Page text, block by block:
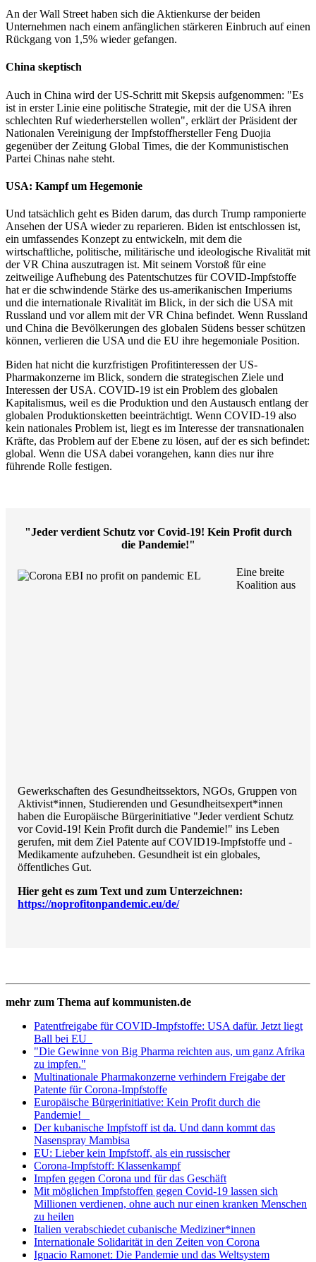
An der Wall Street haben sich die Aktienkurse der beiden
Unternehmen nach einem anfänglichen stärkeren Einbruch auf einen
Rückgang von 1,5% wieder gefangen.
China skeptisch
Auch in China wird der US-Schritt mit Skepsis aufgenommen: "Es
ist in erster Linie eine politische Strategie, mit der die USA ihren
schlechten Ruf wiederherstellen wollen", erklärt der Präsident der
Nationalen Vereinigung der Impfstoffhersteller Feng Duojia
gegenüber der Zeitung Global Times, die der Kommunistischen
Partei Chinas nahe steht.
USA: Kampf um Hegemonie
Und tatsächlich geht es Biden darum, das durch Trump ramponierte
Ansehen der USA wieder zu reparieren. Biden ist entschlossen ist,
ein umfassendes Konzept zu entwickeln, mit dem die
wirtschaftliche, politische, militärische und ideologische Rivalität mit
der VR China auszutragen ist. Mit seinem Vorstoß für eine
zeitweilige Aufhebung des Patentschutzes für COVID-Impfstoffe
hat er die schwindende Stärke des us-amerikanischen Imperiums
und die internationale Rivalität im Blick, in der sich die USA mit
Russland und vor allem mit der VR China befindet. Wenn Russland
und China die Bevölkerungen des globalen Südens besser schützen
können, verlieren die USA und die EU ihre hegemoniale Position.
Biden hat nicht die kurzfristigen Profitinteressen der US-
Pharmakonzerne im Blick, sondern die strategischen Ziele und
Interessen der USA. COVID-19 ist ein Problem des globalen
Kapitalismus, weil es die Produktion und den Austausch entlang der
globalen Produktionsketten beeinträchtigt. Wenn COVID-19 also
kein nationales Problem ist, liegt es im Interesse der transnationalen
Kräfte, das Problem auf der Ebene zu lösen, auf der es sich befindet:
global. Wenn die USA dabei vorangehen, kann dies nur ihre
führende Rolle festigen.
"Jeder verdient Schutz vor Covid-19! Kein Profit durch
die Pandemie!"
Eine breite
Koalition aus
Gewerkschaften des Gesundheitssektors, NGOs, Gruppen von
Aktivist*innen, Studierenden und Gesundheitsexpert*innen
haben die Europäische Bürgerinitiative "Jeder verdient Schutz
vor Covid-19! Kein Profit durch die Pandemie!" ins Leben
gerufen, mit dem Ziel Patente auf COVID19-Impfstoffe und -
Medikamente aufzuheben. Gesundheit ist ein globales,
öffentliches Gut.
Hier geht es zum Text und zum Unterzeichnen:
https://noprofitonpandemic.eu/de/
mehr zum Thema auf kommunisten.de
Patentfreigabe für COVID-Impfstoffe: USA dafür. Jetzt liegt
Ball bei EU
"Die Gewinne von Big Pharma reichten aus, um ganz Afrika
zu impfen."
Multinationale Pharmakonzerne verhindern Freigabe der
Patente für Corona-Impfstoffe
Europäische Bürgerinitiative: Kein Profit durch die
Pandemie!
Der kubanische Impfstoff ist da. Und dann kommt das
Nasenspray Mambisa
EU: Lieber kein Impfstoff, als ein russischer
Corona-Impfstoff: Klassenkampf
Impfen gegen Corona und für das Geschäft
Mit möglichen Impfstoffen gegen Covid-19 lassen sich
Millionen verdienen, ohne auch nur einen kranken Menschen
zu heilen
Italien verabschiedet cubanische Mediziner*innen
Internationale Solidarität in den Zeiten von Corona
Ignacio Ramonet: Die Pandemie und das Weltsystem